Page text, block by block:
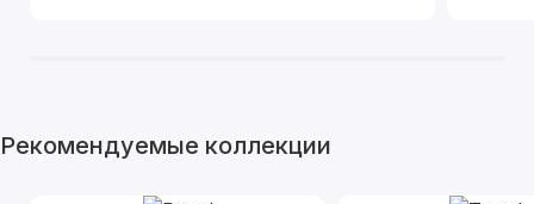
Рекомендуемые коллекции